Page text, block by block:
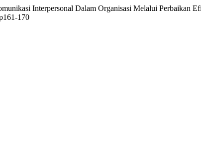
Interpersonal Dalam Organisasi Melalui Perbaikan
170